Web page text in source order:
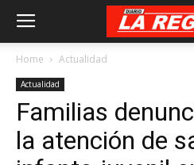
Home Actualidad
Actualidad
Familias
la atención de